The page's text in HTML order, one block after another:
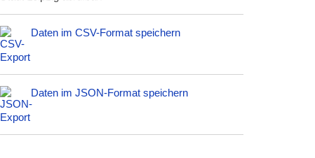
Daten im CSV-Format speichern
Daten im JSON-Format speichern